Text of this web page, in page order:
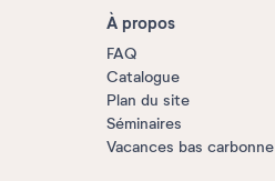
À propos
FAQ
Catalogue
Plan du site
Séminaires
Vacances bas carbonne